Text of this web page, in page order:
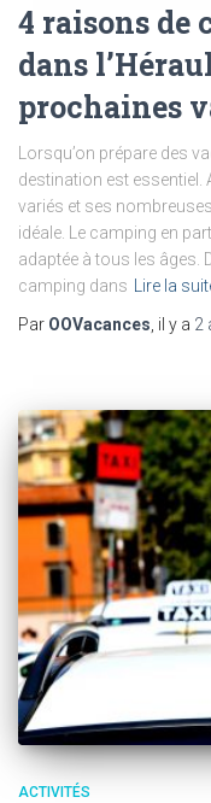
4 raisons de
dans
prochaines
Lorsqu’on prépare des
destination est
variés et ses
idéale. Le camping en
adaptée à tous les âges.
camping dans Lire la
Par OOVacances , il y a 2
ACTIVITÉS